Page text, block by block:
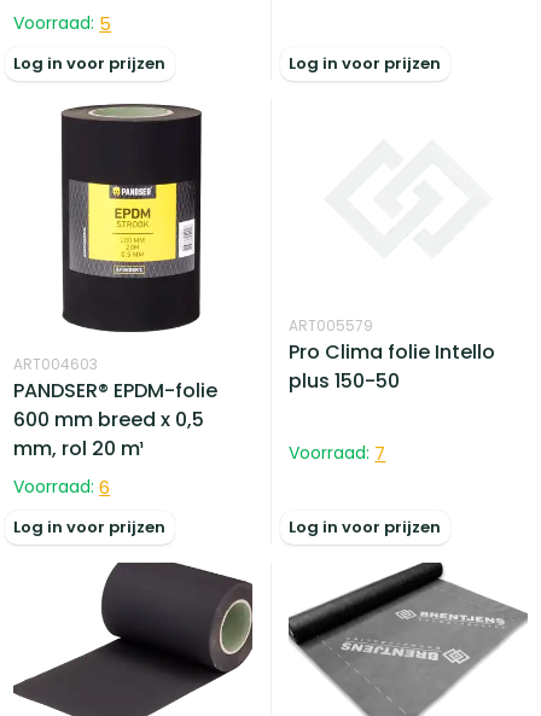
Voorraad: 5
Log in voor prijzen Log in voor prijzen
ART004603
PANDSER® EPDM-folie
600 mm breed x 0,5
mm, rol 20 m¹
Voorraad: 6
Log in voor prijzen
ART005579
Pro Clima folie Intello
plus 150-50
Voorraad: 7
Log in voor prijzen